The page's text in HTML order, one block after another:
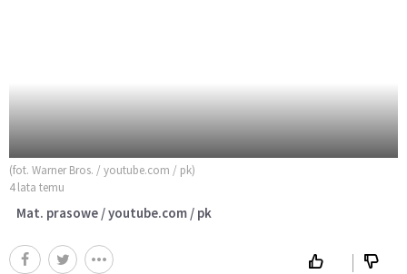
(fot. Warner Bros. / youtube.com / pk)
4 lata temu
Mat. prasowe / youtube.com / pk